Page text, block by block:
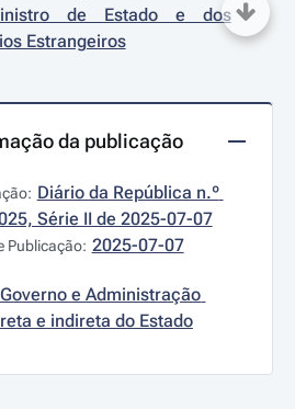
de Estado e dos
Estrangeiros
da publicação
Diário da República n.º
Série II de 2025-07-07
Publicação: 2025-07-07
e Administração
e indireta do Estado